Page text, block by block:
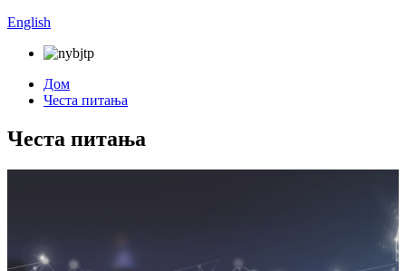
English
Дом
Честа питања
Честа питања